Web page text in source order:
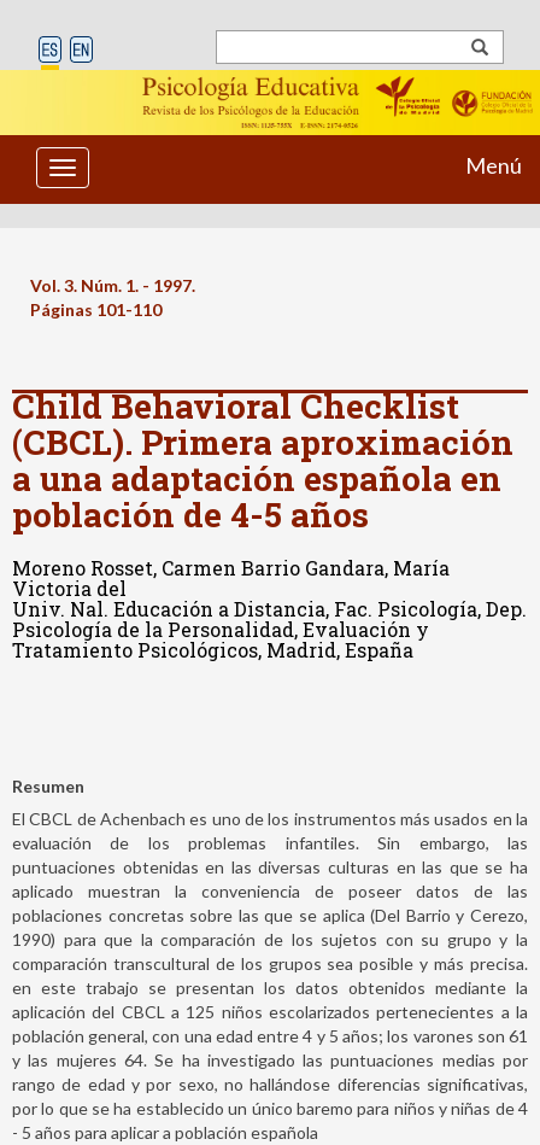
Toggle
navigation
Menú
Vol. 3. Núm. 1. - 1997.
Páginas 101-110
Child Behavioral Checklist
(CBCL). Primera aproximación
a una adaptación española en
población de 4-5 años
Moreno Rosset, Carmen Barrio Gandara, María
Victoria del
Univ. Nal. Educación a Distancia, Fac. Psicología, Dep.
Psicología de la Personalidad, Evaluación y
Tratamiento Psicológicos, Madrid, España
Resumen
El CBCL de Achenbach es uno de los instrumentos más usados en la
evaluación de los problemas infantiles. Sin embargo, las
puntuaciones obtenidas en las diversas culturas en las que se ha
aplicado muestran la conveniencia de poseer datos de las
poblaciones concretas sobre las que se aplica (Del Barrio y Cerezo,
1990) para que la comparación de los sujetos con su grupo y la
comparación transcultural de los grupos sea posible y más precisa.
en este trabajo se presentan los datos obtenidos mediante la
aplicación del CBCL a 125 niños escolarizados pertenecientes a la
población general, con una edad entre 4 y 5 años; los varones son 61
y las mujeres 64. Se ha investigado las puntuaciones medias por
rango de edad y por sexo, no hallándose diferencias significativas,
por lo que se ha establecido un único baremo para niños y niñas de 4
- 5 años para aplicar a población española